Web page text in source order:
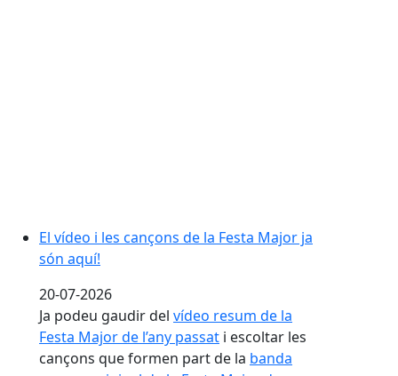
El vídeo i les cançons de la Festa Major ja
són aquí!
20-07-2026
Ja podeu gaudir del vídeo resum de la
Festa Major de l’any passat i escoltar les
cançons que formen part de la banda